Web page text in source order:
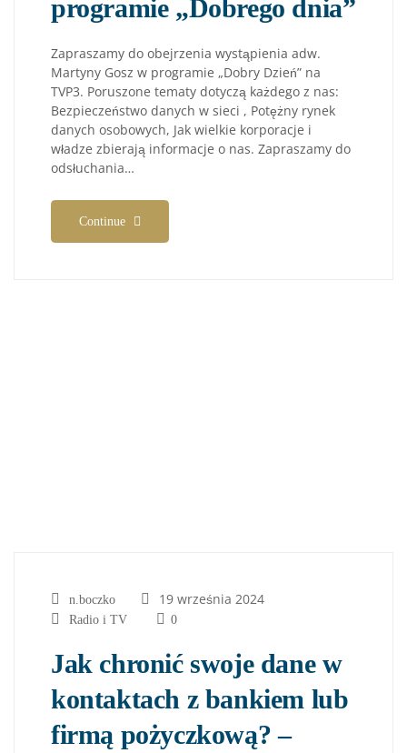
programie „Dobrego dnia”
Zapraszamy do obejrzenia wystąpienia adw.
Martyny Gosz w programie „Dobry Dzień” na
TVP3. Poruszone tematy dotyczą każdego z nas:
Bezpieczeństwo danych w sieci , Potężny rynek
danych osobowych, Jak wielkie korporacje i
władze zbierają informacje o nas. Zapraszamy do
odsłuchania…
Continue
n.boczko 19 września 2024
Radio i TV 0
Jak chronić swoje dane w
kontaktach z bankiem lub
firmą pożyczkową? –